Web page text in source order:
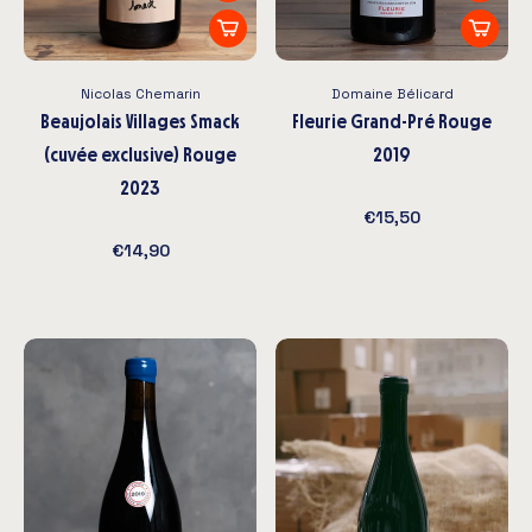
primeur. Il existe aussi des crémants, à base de
en crémants de Bourgogne.
Les cépages de l’appellation Beaujolais sont le
gamay noir à jus blanc (majoritaire, à côté d’autres
gamays) pour les vins rouges et les vins rosés, et le
Les vins rouges sont en général vifs et fruités,
équilibrés, avec des notes de fruits rouges, une
bonne acidité et une grande buvabilité. Ce sont des
vins très diversifiés, allant du « glouglou » fluide,
désaltérant et léger au vin profond, élégant et
corsé que l’on trouve par exemple dans la zone des
Nicolas Chemarin
Beaujolais Villages Smack
(cuvée exclusive) Rouge
2023
€14,90
Domaine Bélicard
Fleurie Grand-Pré Rouge
2019
€15,50